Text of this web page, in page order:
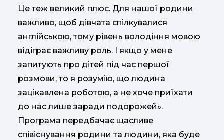
Це теж великий плюс. Для нашої родини
важливо, щоб дівчата спілкувалися
англійською, тому рівень володіння мовою
відіграє важливу роль. І якщо у мене
запитують про дітей під час першої
розмови, то я розумію, що людина
зацікавлена роботою, а не хоче приїхати
до нас лише заради подорожей».
Програма передбачає щасливе
співіснування родини та людини, яка буде